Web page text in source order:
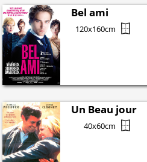
Bel ami
120x160cm
Un Beau jour
40x60cm